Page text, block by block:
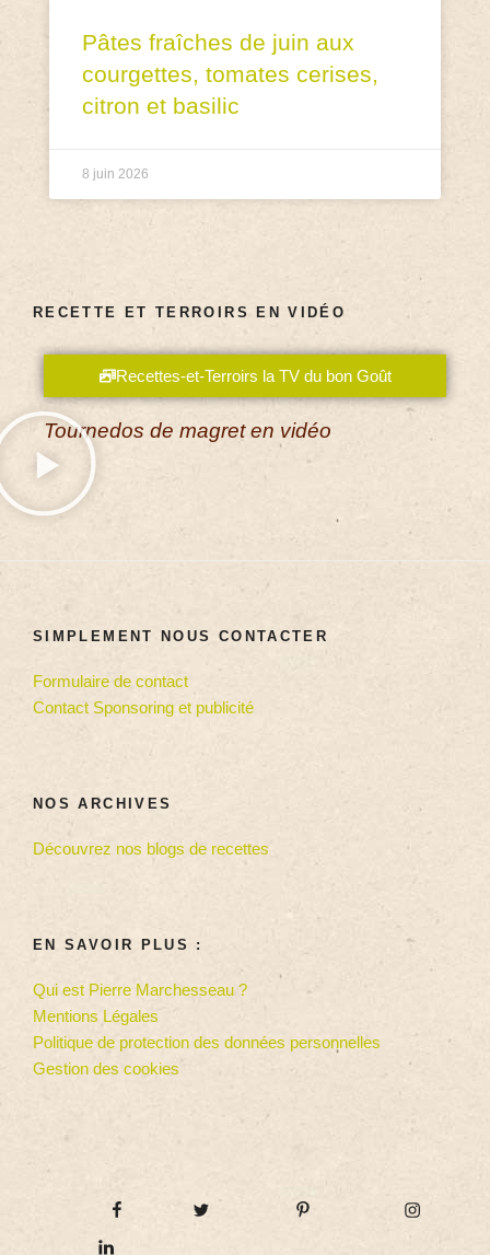
Pâtes fraîches de juin aux
courgettes, tomates cerises,
citron et basilic
8 juin 2026
RECETTE ET TERROIRS EN VIDÉO
Recettes-et-Terroirs la TV du bon Goût
Tournedos de magret en vidéo
SIMPLEMENT NOUS CONTACTER
Formulaire de contact
Contact Sponsoring et publicité
NOS ARCHIVES
Découvrez nos blogs de recettes
EN SAVOIR PLUS :
Qui est Pierre Marchesseau ?
Mentions Légales
Politique de protection des données personnelles
Gestion des cookies